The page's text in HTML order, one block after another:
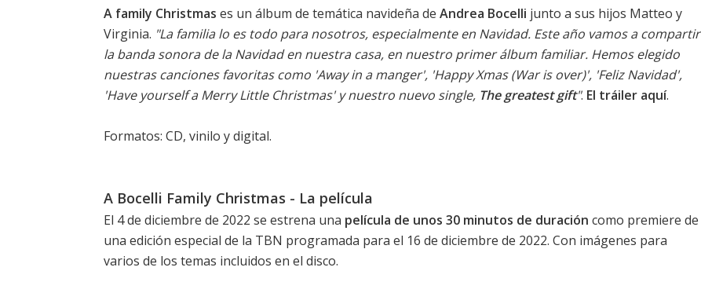
A family Christmas es un álbum de temática navideña de Andrea Bocelli junto a sus hijos Matteo y
Virginia. "La familia lo es todo para nosotros, especialmente en Navidad. Este año vamos a compartir
la banda sonora de la Navidad en nuestra casa, en nuestro primer álbum familiar. Hemos elegido
nuestras canciones favoritas como 'Away in a manger', 'Happy Xmas (War is over)', 'Feliz Navidad',
'Have yourself a Merry Little Christmas' y nuestro nuevo single, The greatest gift". El tráiler aquí.
Formatos: CD, vinilo y digital.
A Bocelli Family Christmas - La película
El 4 de diciembre de 2022 se estrena una película de unos 30 minutos de duración como premiere de
una edición especial de la TBN programada para el 16 de diciembre de 2022. Con imágenes para
varios de los temas incluidos en el disco.